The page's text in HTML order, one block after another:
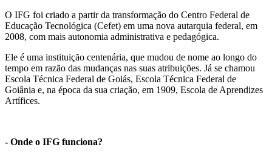
O IFG foi criado a partir da transformação do Centro Federal de
Educação Tecnológica (Cefet) em uma nova autarquia federal, em
2008, com mais autonomia administrativa e pedagógica.
Ele é uma instituição centenária, que mudou de nome ao longo do
tempo em razão das mudanças nas suas atribuições. Já se chamou
Escola Técnica Federal de Goiás, Escola Técnica Federal de
Goiânia e, na época da sua criação, em 1909, Escola de Aprendizes
Artífices.
- Onde o IFG funciona?